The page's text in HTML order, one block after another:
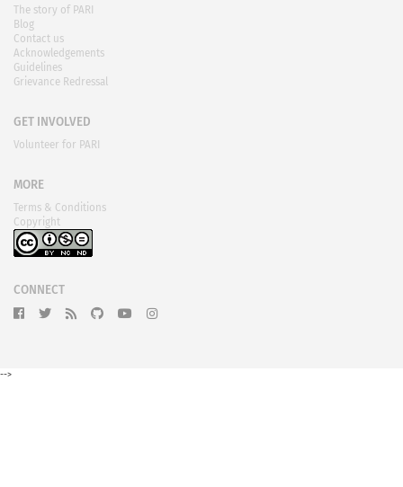
The story of PARI
Blog
Contact us
Acknowledgements
Guidelines
Grievance Redressal
GET INVOLVED
Volunteer for PARI
MORE
Terms & Conditions
Copyright
CONNECT
-->